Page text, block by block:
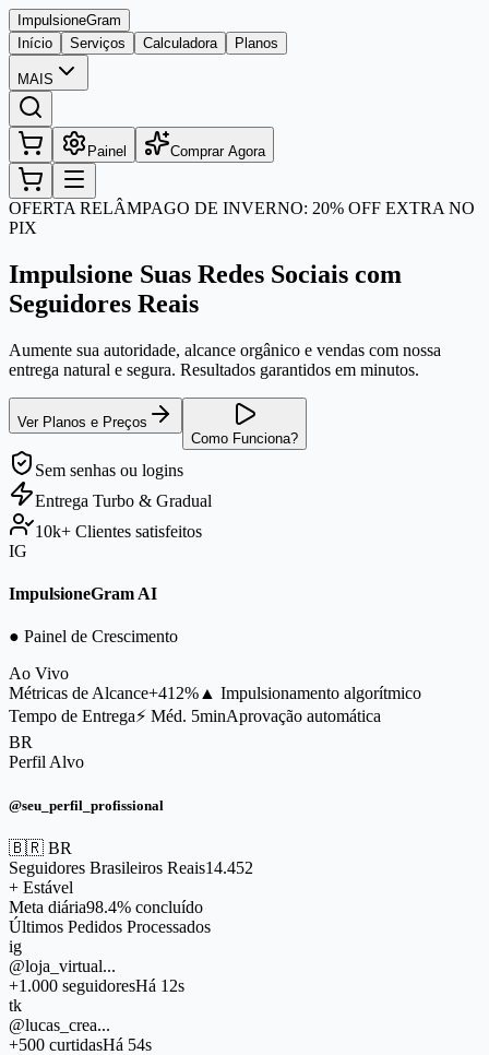
ImpulsioneGram
Início
Serviços Calculadora Planos
MAIS
Painel Comprar Agora
OFERTA RELÂMPAGO DE INVERNO: 20% OFF EXTRA NO
PIX
Impulsione Suas Redes Sociais com
Seguidores Reais
Aumente sua autoridade, alcance orgânico e vendas com nossa
entrega natural e segura. Resultados garantidos em minutos.
Ver Planos e Preços
Como Funciona?
Sem senhas ou logins
Entrega Turbo & Gradual
10k+ Clientes satisfeitos
IG
ImpulsioneGram AI
● Painel de Crescimento
Ao Vivo
Métricas de Alcance+412% ▲ Impulsionamento algorítmico
Tempo de Entrega⚡ Méd. 5minAprovação automática
BR
Perfil Alvo
@seu_perfil_profissional
🇧🇷 BR
Seguidores Brasileiros Reais14.453
+ Estável
Meta diária98.4% concluído
Últimos Pedidos Processados
ig
@loja_virtual...
+1.000 seguidoresHá 12s
tk
@lucas_crea...
+500 curtidasHá 54s